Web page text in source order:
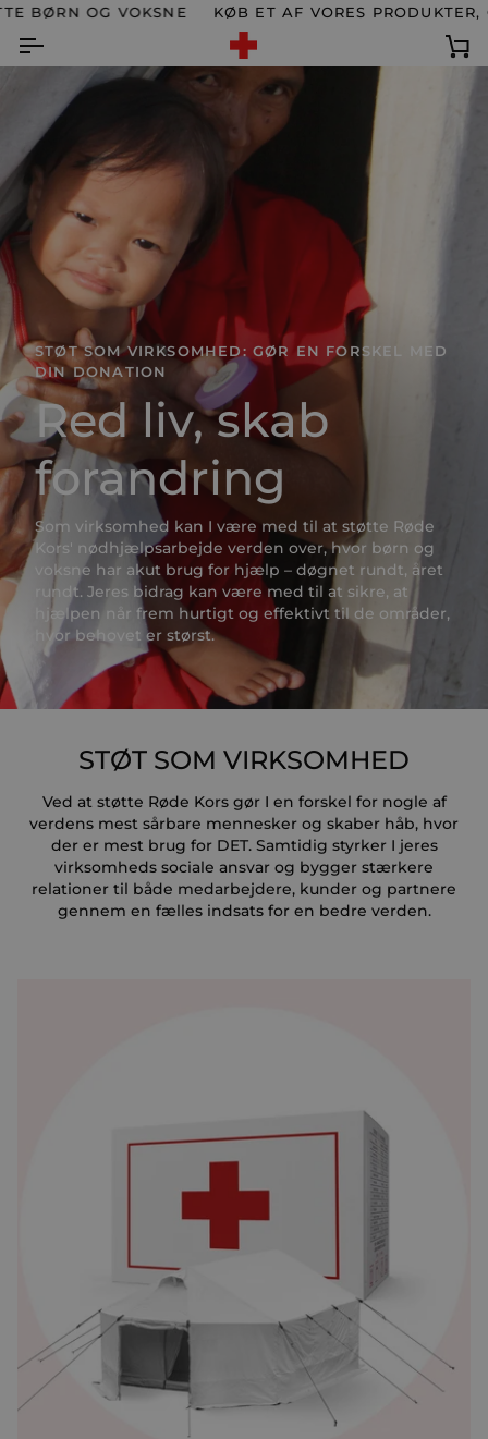
Spring
indhold
OG VOKSNE KØB ET AF VORES PRODUKTER,
STØT SOM VIRKSOMHED: GØR EN FORSKEL MED
DIN DONATION
Red liv, skab
forandring
Som virksomhed kan I være med til at støtte Røde
Kors' nødhjælpsarbejde verden over, hvor børn og
voksne har akut brug for hjælp – døgnet rundt, året
rundt. Jeres bidrag kan være med til at sikre, at
hjælpen når frem hurtigt og effektivt til de områder,
hvor behovet er størst.
STØT SOM VIRKSOMHED
Ved at støtte Røde Kors gør I en forskel for nogle af
verdens mest sårbare mennesker og skaber håb, hvor
der er mest brug for DET. Samtidig styrker I jeres
virksomheds sociale ansvar og bygger stærkere
relationer til både medarbejdere, kunder og partnere
gennem en fælles indsats for en bedre verden.